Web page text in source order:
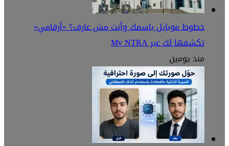
خطوط موبايل باسمك وأنت مش عارف؟ «أرقامي»
تكشفها لك عبر My NTRA
منذ يومين